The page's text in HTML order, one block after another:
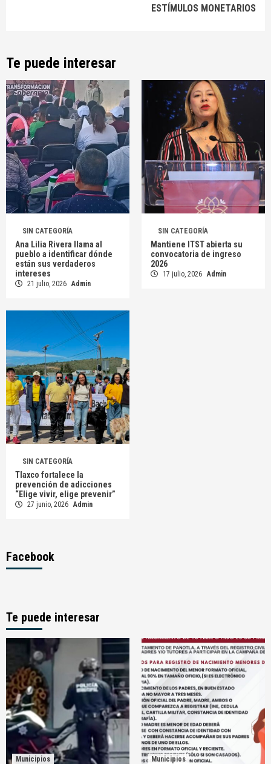
ESTÍMULOS MONETARIOS
Te puede interesar
SIN CATEGORÍA
Ana Lilia Rivera llama al
pueblo a identificar dónde
están sus verdaderos
intereses
21 julio, 2026 Admin
SIN CATEGORÍA
Mantiene ITST abierta su
convocatoria de ingreso
2026
17 julio, 2026 Admin
SIN CATEGORÍA
Tlaxco fortalece la
prevención de adicciones
“Elige vivir, elige prevenir”
27 junio, 2026 Admin
Facebook
Te puede interesar
Municipios Municipios